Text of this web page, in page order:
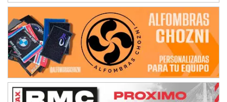
NORESTE SANTAFESINO - F6
Ciudad de Avellaneda (Asfalto)
Avellaneda (Santa Fe)
SUR SANTAFESINO - F4
José Samuel Sánchez (Tierra)
Rufino (Santa Fe)
TUCUMANO - F5
Juan Navarro (Asfalto)